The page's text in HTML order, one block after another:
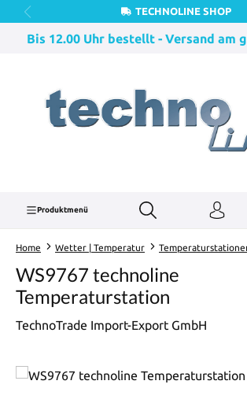
Zum Hauptinhalt springenTECHNOLINE SHOP
Bis 12.00 Uhr bestellt - Versand am
Produktmenü
Home Wetter | Temperatur
WS9767 technoline
Temperaturstation
TechnoTrade Import-Export GmbH